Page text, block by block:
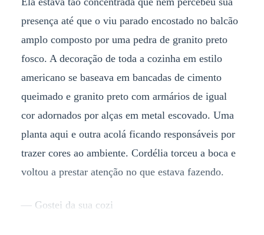
presença até que o viu parado encostado no balcão
amplo composto por uma pedra de granito preto
fosco. A decoração de toda a cozinha em estilo
americano se baseava em bancadas de cimento
queimado e granito preto com armários de igual
cor adornados por alças em metal escovado. Uma
planta aqui e outra acolá ficando responsáveis por
trazer cores ao ambiente. Cordélia torceu a boca e
voltou a prestar atenção no que estava fazendo.
— Gostei da sua cozi